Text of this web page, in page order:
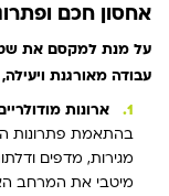
אחסון חכם
על מנת למקסם את
עבודה מאורגנת
ארונות
בהתאמת פתרונות
מגירות, מדפים
מיטבי את המרחב